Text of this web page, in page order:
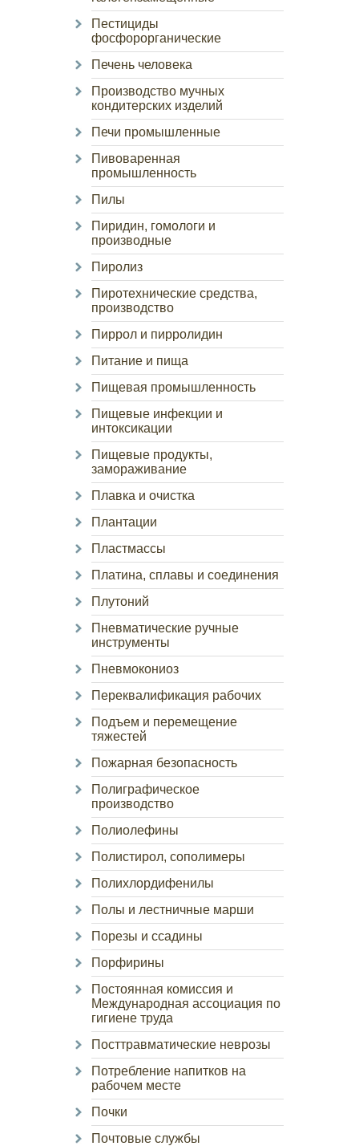
Пестициды
фосфорорганические
Печень человека
Производство мучных
кондитерских изделий
Печи промышленные
Пивоваренная
промышленность
Пилы
Пиридин, гомологи и
производные
Пиролиз
Пиротехнические средства,
производство
Пиррол и пирролидин
Питание и пища
Пищевая промышленность
Пищевые инфекции и
интоксикации
Пищевые продукты,
замораживание
Плавка и очистка
Плантации
Пластмассы
Платина, сплавы и соединения
Плутоний
Пневматические ручные
инструменты
Пневмокониоз
Переквалификация рабочих
Подъем и перемещение
тяжестей
Пожарная безопасность
Полиграфическое
производство
Полиолефины
Полистирол, сополимеры
Полихлордифенилы
Полы и лестничные марши
Порезы и ссадины
Порфирины
Постоянная комиссия и
Международная ассоциация по
гигиене труда
Посттравматические неврозы
Потребление напитков на
рабочем месте
Почки
Почтовые службы